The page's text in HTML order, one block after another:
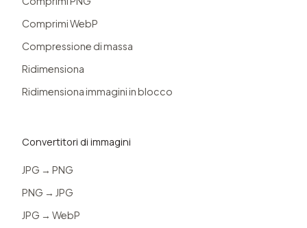
Comprimi WebP
Compressione di massa
Ridimensiona
Ridimensiona immagini in blocco
Convertitori di immagini
JPG → PNG
PNG → JPG
JPG → WebP